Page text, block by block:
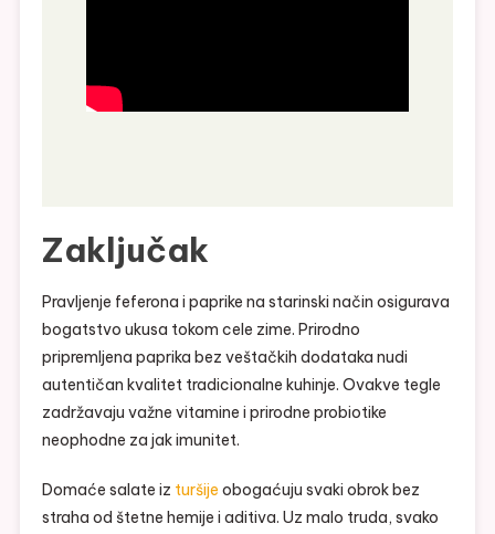
Zaključak
Pravljenje feferona i paprike na starinski način osigurava
bogatstvo ukusa tokom cele zime. Prirodno
pripremljena paprika bez veštačkih dodataka nudi
autentičan kvalitet tradicionalne kuhinje. Ovakve tegle
zadržavaju važne vitamine i prirodne probiotike
neophodne za jak imunitet.
Domaće salate iz turšije obogaćuju svaki obrok bez
straha od štetne hemije i aditiva. Uz malo truda, svako